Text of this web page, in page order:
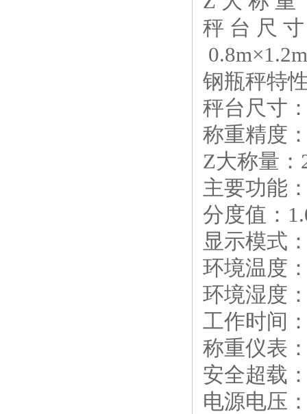
秤 台 尺 寸
钢瓶秤特
秤台尺寸
称重精度
Z大称量：
主要功能
分度值：
显示模式
环境温度
环境湿度
工作时间
称重仪表
安全超载
电源电压